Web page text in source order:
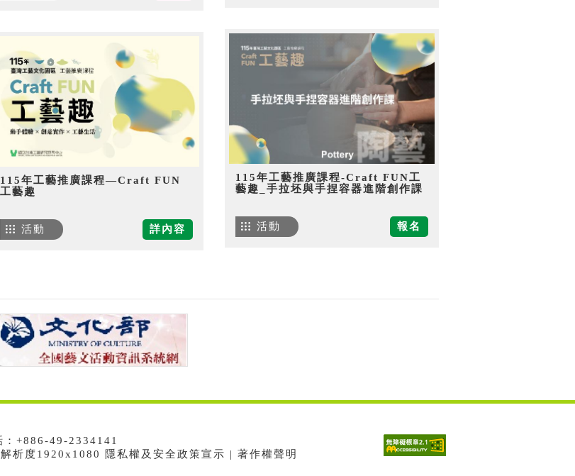
115年工藝推廣課程-Craft FUN工
藝趣_手拉坯與手捏容器進階創作課
報名
活動
115年工藝推廣課程—Craft FUN
工藝趣
詳內容
活動
：+886-49-2334141
析度1920x1080 隱私權及安全政策宣示 | 著作權聲明